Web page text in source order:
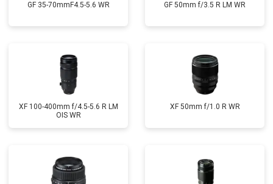
GF 35-70mmF4.5-5.6 WR GF 50mm f/3.5 R LM WR
XF 100-400mm f/4.5-5.6 R LM
OIS WR
XF 50mm f/1.0 R WR